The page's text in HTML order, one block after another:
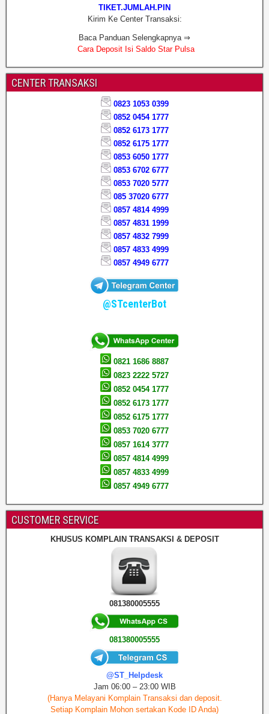
TIKET.JUMLAH.PIN
Kirim Ke Center Transaksi:
Baca Panduan Selengkapnya ⇒
Cara Deposit Isi Saldo Star Pulsa
CENTER TRANSAKSI
0823 1053 0399
0852 0454 1777
0852 6173 1777
0852 6175 1777
0853 6050 1777
0853 6702 6777
0853 7020 5777
085 37020 6777
0857 4814 4999
0857 4831 1999
0857 4832 7999
0857 4833 4999
0857 4949 6777
@STcenterBot
0821 1686 8887
0823 2222 5727
0852 0454 1777
0852 6173 1777
0852 6175 1777
0853 7020 6777
0857 1614 3777
0857 4814 4999
0857 4833 4999
0857 4949 6777
CUSTOMER SERVICE
KHUSUS KOMPLAIN TRANSAKSI & DEPOSIT
081380005555
081380005555
@ST_Helpdesk
Jam 06:00 – 23:00 WIB
(Hanya Melayani Komplain Transaksi dan deposit.
Setiap Komplain Mohon sertakan Kode ID Anda)